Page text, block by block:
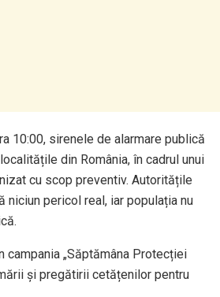
10:00, sirenele de alarmare publică
din România, în cadrul unui
cu scop preventiv. Autoritățile
niciun pericol real, iar populația nu
campania „Săptămâna Protecției
și pregătirii cetățenilor pentru